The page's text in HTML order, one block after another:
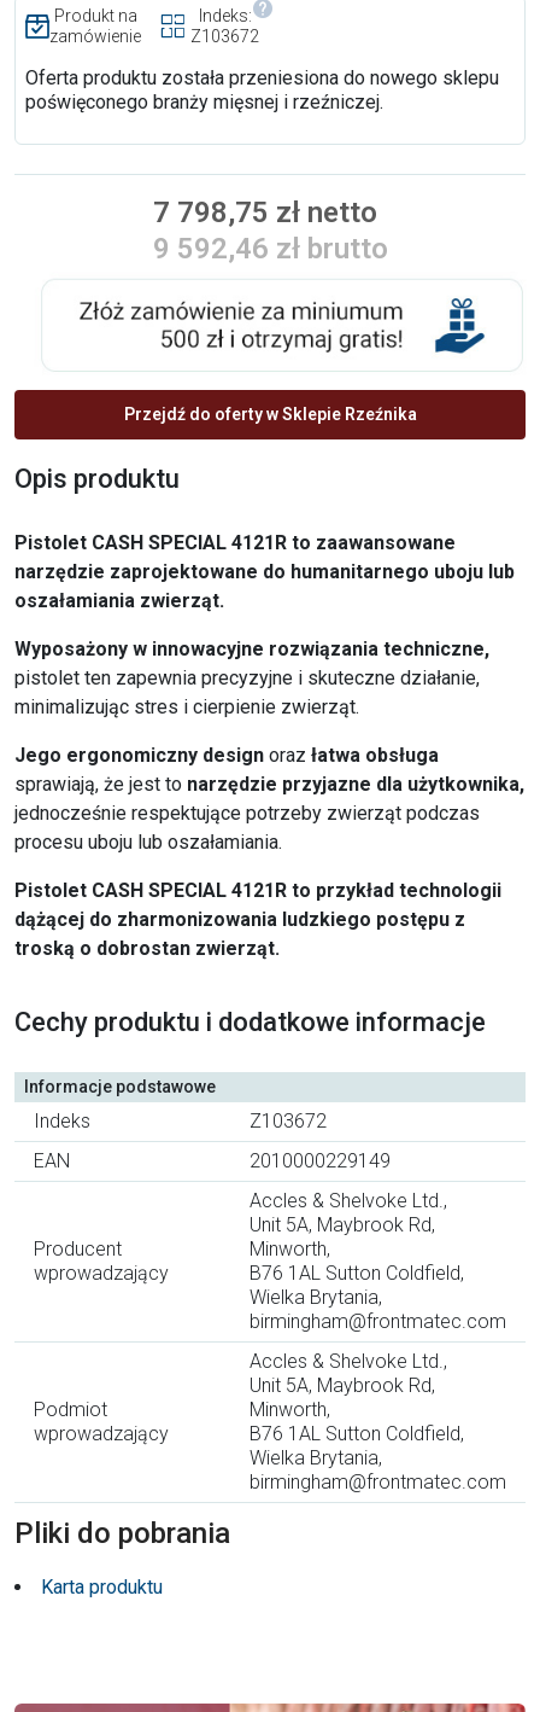
Produkt na
zamówienie
Indeks:
Z103672
Oferta produktu została przeniesiona do nowego sklepu
poświęconego branży mięsnej i rzeźniczej.
7 798,75 zł netto
9 592,46 zł brutto
Przejdź do oferty w Sklepie Rzeźnika
Opis produktu
Pistolet CASH SPECIAL 4121R to zaawansowane
narzędzie zaprojektowane do humanitarnego uboju lub
oszałamiania zwierząt.
Wyposażony w innowacyjne rozwiązania techniczne,
pistolet ten zapewnia precyzyjne i skuteczne działanie,
minimalizując stres i cierpienie zwierząt.
Jego ergonomiczny design oraz łatwa obsługa
sprawiają, że jest to narzędzie przyjazne dla użytkownika,
jednocześnie respektujące potrzeby zwierząt podczas
procesu uboju lub oszałamiania.
Pistolet CASH SPECIAL 4121R to przykład technologii
dążącej do zharmonizowania ludzkiego postępu z
troską o dobrostan zwierząt.
Cechy produktu i dodatkowe informacje
Informacje podstawowe
Indeks
Z103672
EAN
2010000229149
Producent
wprowadzający
Accles & Shelvoke Ltd.,
Unit 5A, Maybrook Rd,
Minworth,
B76 1AL Sutton Coldfield,
Wielka Brytania,
birmingham@frontmatec.com
Podmiot
wprowadzający
Accles & Shelvoke Ltd.,
Unit 5A, Maybrook Rd,
Minworth,
B76 1AL Sutton Coldfield,
Wielka Brytania,
birmingham@frontmatec.com
Pliki do pobrania
Karta produktu